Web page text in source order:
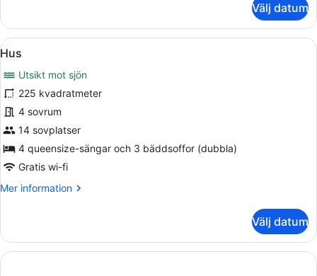
sjöutsikt
-
4
sovrum
icke-
rökare
sjöutsikt
Välj datum
Öppna
alla
foton
för
Hus
Ett sovrum med ett takfönster,
10
Hus
Utsikt mot sjön
225 kvadratmeter
4 sovrum
14 sovplatser
4 queensize-sängar och 3 bäddsoffor (dubbla)
Gratis wi-fi
Mer information
Mer
Välj datum